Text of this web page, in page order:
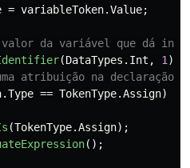
= variableToken.Value;
da variável que dá
(DataTypes . Int , 1 );
atribuição na declaração
.Type == TokenType.Assign)
(TokenType.Assign);
();